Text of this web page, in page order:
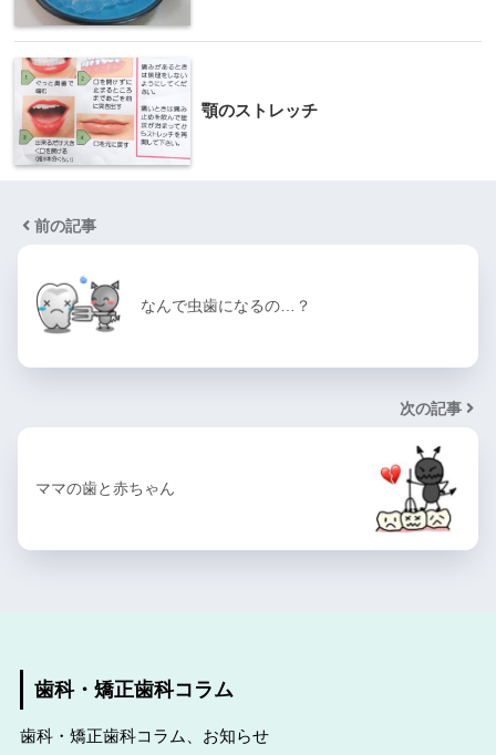
顎のストレッチ
前の記事
なんで虫歯になるの…？
次の記事
ママの歯と赤ちゃん
歯科・矯正歯科コラム
歯科・矯正歯科コラム、お知らせ